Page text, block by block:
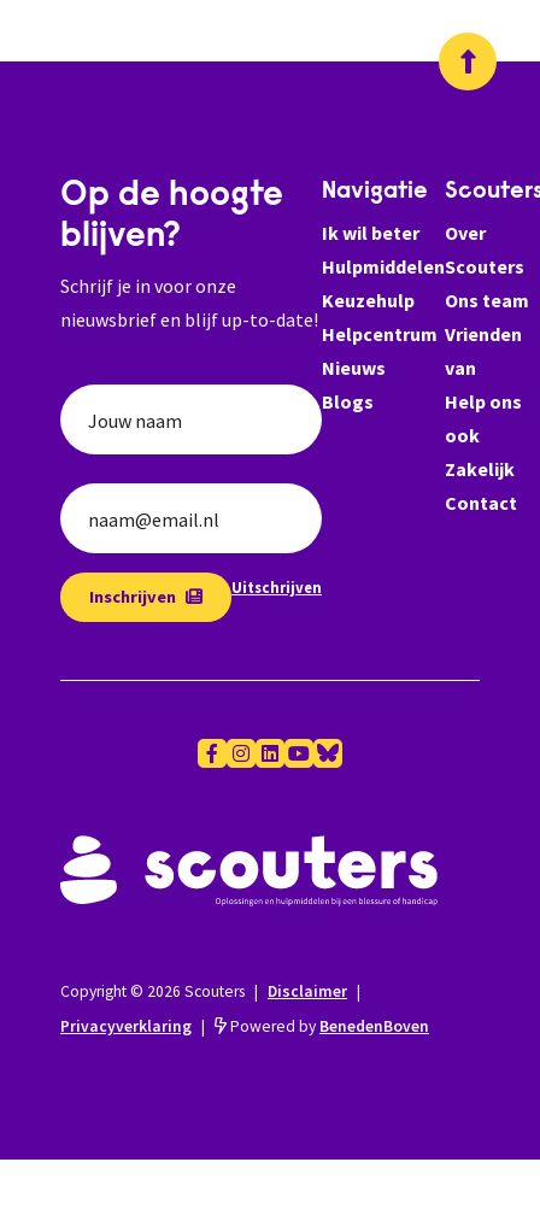
Op de hoogte
blijven?
Schrijf je in voor onze
nieuwsbrief en blijf up-to-date!
Jouw naam
naam@email.nl
Inschrijven Uitschrijven
Navigatie
Ik wil beter
Hulpmiddelen
Keuzehulp
Helpcentrum
Nieuws
Blogs
Over
Scouters
Ons team
Vrienden
van
Help ons
ook
Zakelijk
Contact
Copyright © 2026 Scouters | Disclaimer |
Privacyverklaring | Powered by BenedenBoven